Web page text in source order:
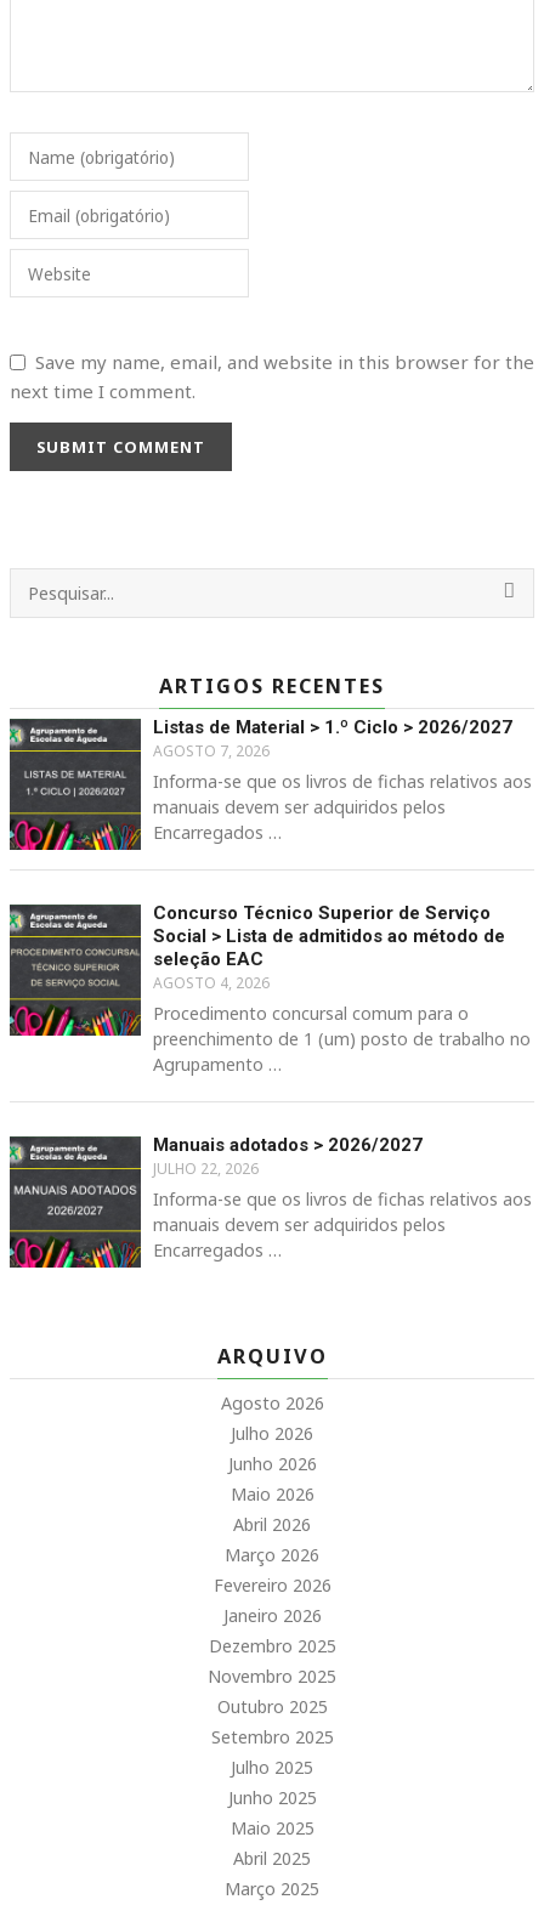
Name (obrigatório)
Email (obrigatório)
Website
Save my name, email, and website in this browser for the
next time I comment.
SUBMIT COMMENT
ARTIGOS RECENTES
Listas de Material > 1.º Ciclo > 2026/2027
AGOSTO 7, 2026
Informa-se que os livros de fichas relativos aos
manuais devem ser adquiridos pelos
Encarregados …
Concurso Técnico Superior de Serviço
Social > Lista de admitidos ao método de
seleção EAC
AGOSTO 4, 2026
Procedimento concursal comum para o
preenchimento de 1 (um) posto de trabalho no
Agrupamento …
Manuais adotados > 2026/2027
JULHO 22, 2026
Informa-se que os livros de fichas relativos aos
manuais devem ser adquiridos pelos
Encarregados …
ARQUIVO
Agosto 2026
Julho 2026
Junho 2026
Maio 2026
Abril 2026
Março 2026
Fevereiro 2026
Janeiro 2026
Dezembro 2025
Novembro 2025
Outubro 2025
Setembro 2025
Julho 2025
Junho 2025
Maio 2025
Abril 2025
Março 2025